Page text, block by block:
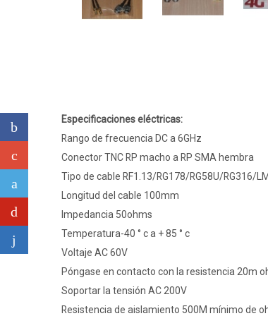
Especificaciones eléctricas:
Rango de frecuencia DC a 6GHz
Conector TNC RP macho a RP SMA hembra
Tipo de cable RF1.13/RG178/RG58U/RG316/
Longitud del cable 100mm
Impedancia 50ohms
Temperatura-40 ° c a + 85 ° c
Voltaje AC 60V
Póngase en contacto con la resistencia 20m
Soportar la tensión AC 200V
Resistencia de aislamiento 500M mínimo de